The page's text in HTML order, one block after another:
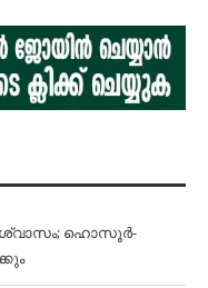
ആശ്വാസം; ഹൊസൂര്‍-